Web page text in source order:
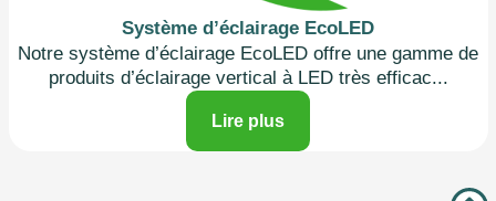
Système d’éclairage EcoLED
Notre système d’éclairage EcoLED offre une gamme de
produits d’éclairage vertical à LED très efficac...
Lire plus